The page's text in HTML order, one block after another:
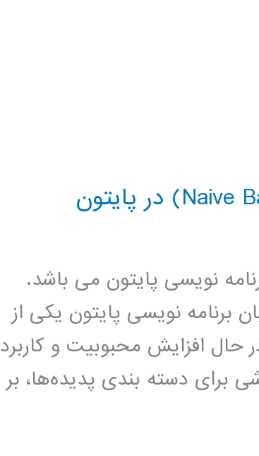
نویسی پایتون می باشد.
برنامه نویسی پایتون یکی از
افزایش محبوبیت و کاربرد
برای دسته بندی پدیده‌ها، بر